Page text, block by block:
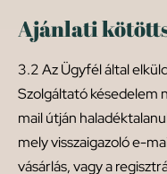
Ajánlati
3.2 Az Ügyfél által
Szolgáltató késedelem
mail útján
mely visszaigazoló e-
vásárlás, vagy a